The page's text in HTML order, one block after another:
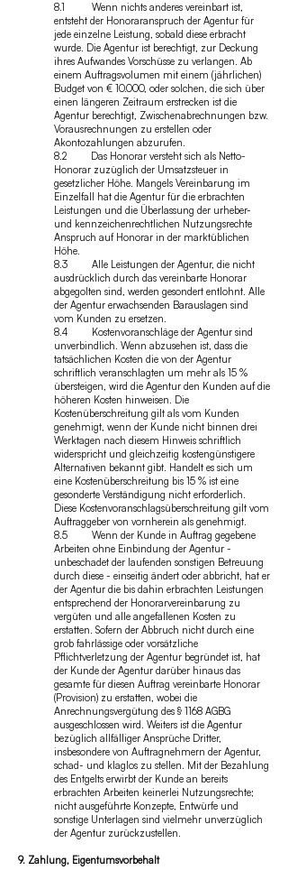
8.1 Wenn nichts anderes vereinbart ist,
entsteht der Honoraranspruch der Agentur für
jede einzelne Leistung, sobald diese erbracht
wurde. Die Agentur ist berechtigt, zur Deckung
ihres Aufwandes Vorschüsse zu verlangen. Ab
einem Auftragsvolumen mit einem (jährlichen)
Budget von € 10.000, oder solchen, die sich über
einen längeren Zeitraum erstrecken ist die
Agentur berechtigt, Zwischenabrechnungen bzw.
Vorausrechnungen zu erstellen oder
Akontozahlungen abzurufen.
8.2 Das Honorar versteht sich als Netto-
Honorar zuzüglich der Umsatzsteuer in
gesetzlicher Höhe. Mangels Vereinbarung im
Einzelfall hat die Agentur für die erbrachten
Leistungen und die Überlassung der urheber-
und kennzeichenrechtlichen Nutzungsrechte
Anspruch auf Honorar in der marktüblichen
Höhe.
8.3 Alle Leistungen der Agentur, die nicht
ausdrücklich durch das vereinbarte Honorar
abgegolten sind, werden gesondert entlohnt. Alle
der Agentur erwachsenden Barauslagen sind
vom Kunden zu ersetzen.
8.4 Kostenvoranschläge der Agentur sind
unverbindlich. Wenn abzusehen ist, dass die
tatsächlichen Kosten die von der Agentur
schriftlich veranschlagten um mehr als 15 %
übersteigen, wird die Agentur den Kunden auf die
höheren Kosten hinweisen. Die
Kostenüberschreitung gilt als vom Kunden
genehmigt, wenn der Kunde nicht binnen drei
Werktagen nach diesem Hinweis schriftlich
widerspricht und gleichzeitig kostengünstigere
Alternativen bekannt gibt. Handelt es sich um
eine Kostenüberschreitung bis 15 % ist eine
gesonderte Verständigung nicht erforderlich.
Diese Kostenvoranschlagsüberschreitung gilt vom
Auftraggeber von vornherein als genehmigt.
8.5 Wenn der Kunde in Auftrag gegebene
Arbeiten ohne Einbindung der Agentur -
unbeschadet der laufenden sonstigen Betreuung
durch diese - einseitig ändert oder abbricht, hat er
der Agentur die bis dahin erbrachten Leistungen
entsprechend der Honorarvereinbarung zu
vergüten und alle angefallenen Kosten zu
erstatten. Sofern der Abbruch nicht durch eine
grob fahrlässige oder vorsätzliche
Pflichtverletzung der Agentur begründet ist, hat
der Kunde der Agentur darüber hinaus das
gesamte für diesen Auftrag vereinbarte Honorar
(Provision) zu erstatten, wobei die
Anrechnungsvergütung des § 1168 AGBG
ausgeschlossen wird. Weiters ist die Agentur
bezüglich allfälliger Ansprüche Dritter,
insbesondere von Auftragnehmern der Agentur,
schad- und klaglos zu stellen. Mit der Bezahlung
des Entgelts erwirbt der Kunde an bereits
erbrachten Arbeiten keinerlei Nutzungsrechte;
nicht ausgeführte Konzepte, Entwürfe und
sonstige Unterlagen sind vielmehr unverzüglich
der Agentur zurückzustellen.
9. Zahlung, Eigentumsvorbehalt